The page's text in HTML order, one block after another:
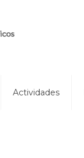
Actividades